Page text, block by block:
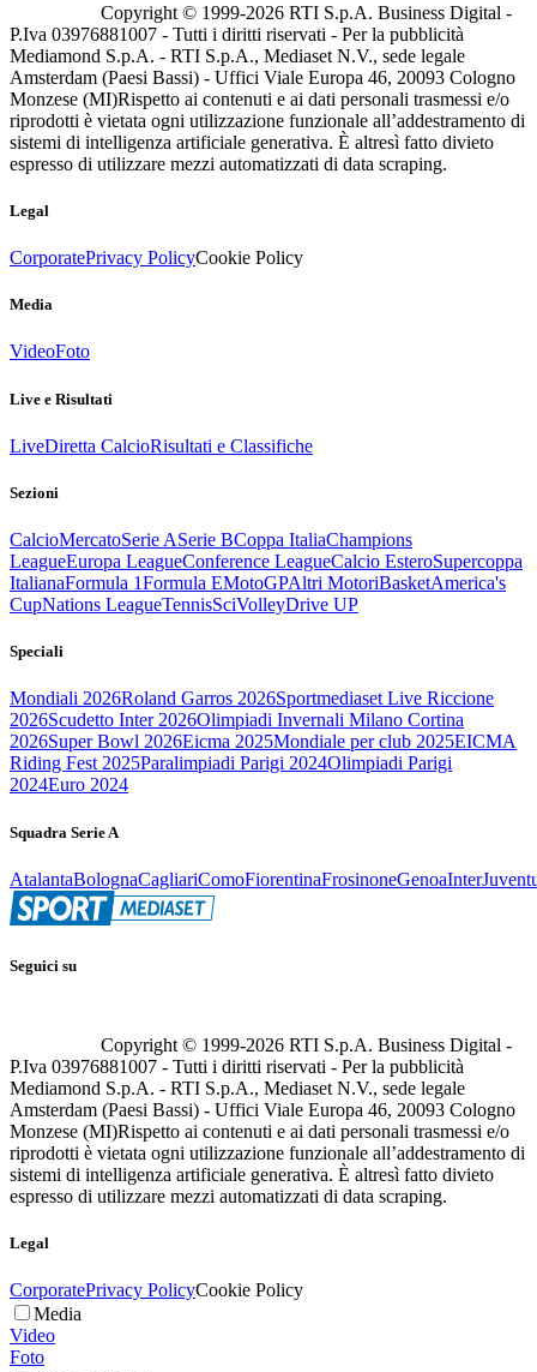
Copyright © 1999-2026 RTI S.p.A. Business Digital -
P.Iva 03976881007 - Tutti i diritti riservati - Per la pubblicità
Mediamond S.p.A. - RTI S.p.A., Mediaset N.V., sede legale
Amsterdam (Paesi Bassi) - Uffici Viale Europa 46, 20093 Cologno
Monzese (MI)Rispetto ai contenuti e ai dati personali trasmessi e/o
riprodotti è vietata ogni utilizzazione funzionale all’addestramento di
sistemi di intelligenza artificiale generativa. È altresì fatto divieto
espresso di utilizzare mezzi automatizzati di data scraping.
Legal
CorporatePrivacy PolicyCookie Policy
Media
VideoFoto
Live e Risultati
LiveDiretta CalcioRisultati e Classifiche
Sezioni
CalcioMercatoSerie ASerie BCoppa ItaliaChampions
LeagueEuropa LeagueConference LeagueCalcio EsteroSupercoppa
ItalianaFormula 1Formula EMotoGPAltri MotoriBasketAmerica's
CupNations LeagueTennisSciVolleyDrive UP
Speciali
Mondiali 2026Roland Garros 2026Sportmediaset Live Riccione
2026Scudetto Inter 2026Olimpiadi Invernali Milano Cortina
2026Super Bowl 2026Eicma 2025Mondiale per club 2025EICMA
Riding Fest 2025Paralimpiadi Parigi 2024Olimpiadi Parigi
2024Euro 2024
Squadra Serie A
AtalantaBolognaCagliariComoFiorentinaFrosinoneGenoaInter
Seguici su
Copyright © 1999-2026 RTI S.p.A. Business Digital -
P.Iva 03976881007 - Tutti i diritti riservati - Per la pubblicità
Mediamond S.p.A. - RTI S.p.A., Mediaset N.V., sede legale
Amsterdam (Paesi Bassi) - Uffici Viale Europa 46, 20093 Cologno
Monzese (MI)Rispetto ai contenuti e ai dati personali trasmessi e/o
riprodotti è vietata ogni utilizzazione funzionale all’addestramento di
sistemi di intelligenza artificiale generativa. È altresì fatto divieto
espresso di utilizzare mezzi automatizzati di data scraping.
Legal
CorporatePrivacy PolicyCookie Policy
Media
Video
Foto